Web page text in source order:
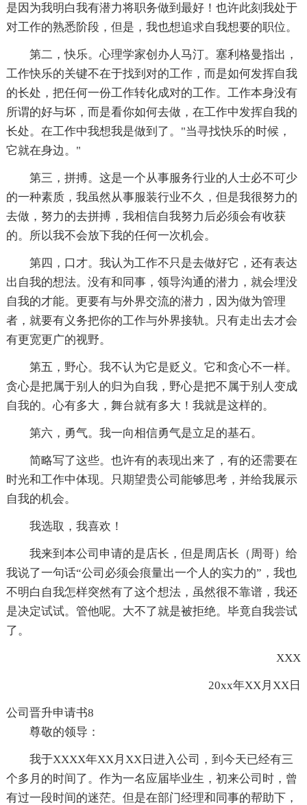
是因为我明白我有潜力将职务做到最好！也许此刻我处于
对工作的熟悉阶段，但是，我也想追求自我想要的职位。
第二，快乐。心理学家创办人马汀。塞利格曼指出，
工作快乐的关键不在于找到对的工作，而是如何发挥自我
的长处，把任何一份工作转化成对的工作。工作本身没有
所谓的好与坏，而是看你如何去做，在工作中发挥自我的
长处。在工作中我想我是做到了。"当寻找快乐的时候，
它就在身边。"
第三，拼搏。这是一个从事服务行业的人士必不可少
的一种素质，我虽然从事服装行业不久，但是我很努力的
去做，努力的去拼搏，我相信自我努力后必须会有收获
的。所以我不会放下我的任何一次机会。
第四，口才。我认为工作不只是去做好它，还有表达
出自我的想法。没有和同事，领导沟通的潜力，就会埋没
自我的才能。更要有与外界交流的潜力，因为做为管理
者，就要有义务把你的工作与外界接轨。只有走出去才会
有更宽更广的视野。
第五，野心。我不认为它是贬义。它和贪心不一样。
贪心是把属于别人的归为自我，野心是把不属于别人变成
自我的。心有多大，舞台就有多大！我就是这样的。
第六，勇气。我一向相信勇气是立足的基石。
简略写了这些。也许有的表现出来了，有的还需要在
时光和工作中体现。只期望贵公司能够思考，并给我展示
自我的机会。
我选取，我喜欢！
我来到本公司申请的是店长，但是周店长（周哥）给
我说了一句话“公司必须会痕量出一个人的实力的”，我也
不明白自我怎样突然有了这个想法，虽然很不靠谱，我还
是决定试试。管他呢。大不了就是被拒绝。毕竟自我尝试
了。
XXX
20xx年XX月XX日
公司晋升申请书8
尊敬的领导：
我于XXXX年XX月XX日进入公司，到今天已经有三
个多月的时间了。作为一名应届毕业生，初来公司时，曾
有过一段时间的迷茫。但是在部门经理和同事的帮助下，